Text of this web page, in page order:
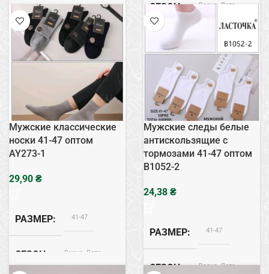
СОСТАВ Бамбук
СЕЗОН Весна, Лето
СОСТАВ Хлопок
Мужские классические
носки 41-47 оптом
AY273-1
₴
РАЗМЕР 41-47
СЕЗОН Весна, Лето
Мужские следы белые
антискользящие с
тормозами 41-47 оптом
B1052-2
₴
РАЗМЕР 41-47
СЕЗОН Весна, Лето